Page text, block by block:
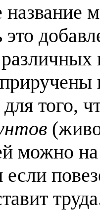
название
того,
можно на